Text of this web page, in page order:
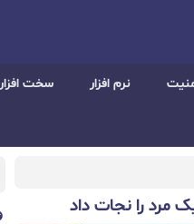
نرم افزار سخت افزار
مرد را نجات داد